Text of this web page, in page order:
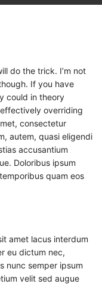
do the trick. I’m not
If you have
could in theory
overriding
consectetur
autem, quasi eligendi
accusantium
Doloribus ipsum
quam eos
amet lacus interdum
eu dictum nec,
nunc semper ipsum
velit sed augue